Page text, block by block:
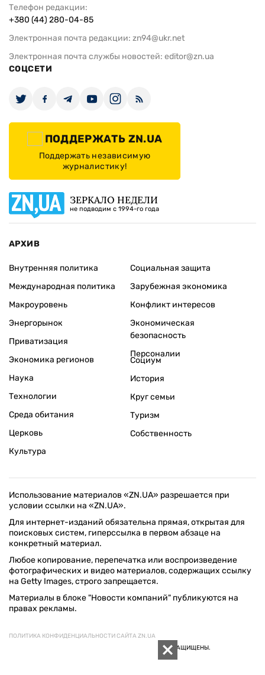
Телефон редакции:
+380 (44) 280-04-85
Электронная почта редакции: zn94@ukr.net
Электронная почта службы новостей: editor@zn.ua
СОЦСЕТИ
ПОДДЕРЖАТЬ ZN.UA
Поддержать независимую
журналистику!
ЗЕРКАЛО НЕДЕЛИ
не подводим с 1994-го года
АРХИВ
Внутренняя политика
Международная политика
Макроуровень
Энергорынок
Приватизация
Экономика регионов
Социальная защита
Зарубежная экономика
Конфликт интересов
Экономическая
безопасность
Персоналии
Наука
Технологии
Среда обитания
Церковь
Культура
Социум
История
Круг семьи
Туризм
Собственность
Использование материалов «ZN.UA» разрешается при
условии ссылки на «ZN.UA».
Для интернет-изданий обязательна прямая, открытая для
поисковых систем, гиперссылка в первом абзаце на
конкретный материал.
Любое копирование, перепечатка или воспроизведение
фотографических и видео материалов, содержащих ссылку
на Getty Images, строго запрещается.
Материалы в блоке "Новости компаний" публикуются на
правах рекламы.
ПОЛИТИКА КОНФИДЕНЦИАЛЬНОСТИ САЙТА ZN.UA
© 1994–2026 «ЗЕРКАЛО НЕДЕЛИ. УКРАИНА». ВСЕ ПРАВА ЗАЩИЩЕНЫ.